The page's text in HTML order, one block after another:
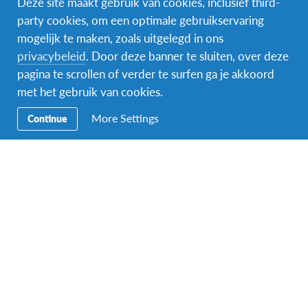
FacebookInstagramMessenger
Secundaire
Navigatie
Naar het buitenland
Word gastgezin
party cookies, om een optimale gebruikservaring
mogelijk te maken, zoals uitgelegd in ons
privacybeleid. Door deze banner te sluiten, over deze
pagina te scrollen of verder te surfen ga je akkoord
met het gebruik van cookies.
Continue More Settings